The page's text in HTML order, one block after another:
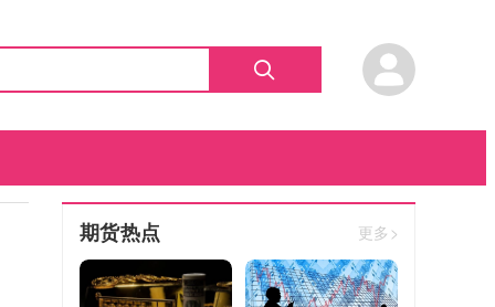
期货热点 更多>